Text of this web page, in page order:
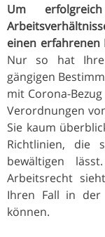
Um
einen erfahrenen
Nur so hat Ihre
gängigen
mit Corona-
Verordnungen
Sie kaum
Richtlinien, die
bewältigen
Arbeitsrecht
Ihren Fall in der
können.